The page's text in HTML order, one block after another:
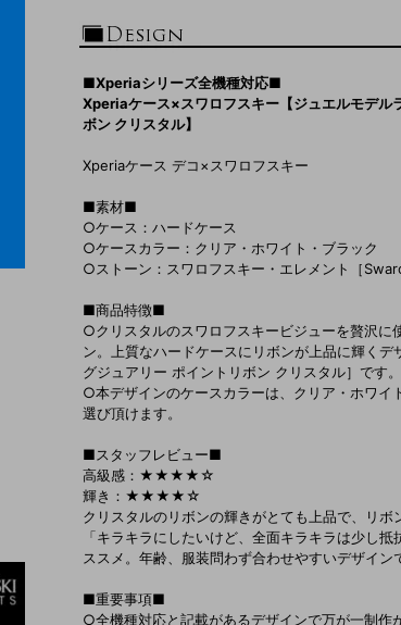
■Xperiaシリーズ全機種対応■
Xperiaケース×スワロフスキー【ジュエルモデル
ボン クリスタル】
Xperiaケース デコ×スワロフスキー
■素材■
○ケース：ハードケース
○ケースカラー：クリア・ホワイト・ブラック
○ストーン：スワロフスキー・エレメント［
■商品特徴■
○クリスタルのスワロフスキービジューを贅沢に
ン。上質なハードケースにリボンが上品に輝くデ
グジュアリー ポイントリボン クリスタル］です。
○本デザインのケースカラーは、クリア・ホワイ
選び頂けます。
■スタッフレビュー■
高級感：★★★★☆
輝き：★★★★☆
クリスタルのリボンの輝きがとても上品で、リボ
「キラキラにしたいけど、全面キラキラは少し
ススメ。年齢、服装問わず合わせやすいデザイン
■重要事項■
○全機種対応と記載があるデザインで万が一制作